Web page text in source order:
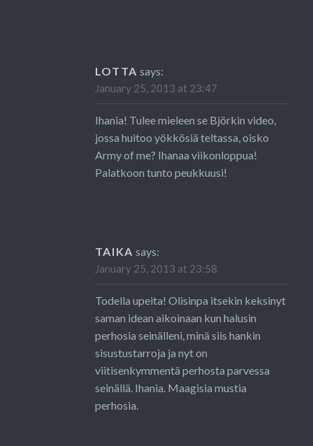
LOTTA says:
January 25, 2013 at 23:47
Ihania! Tulee mieleen se Björkin video,
jossa huitoo yökkösiä teltassa, oisko
Army of me? Ihanaa viikonloppua!
Palatkoon tunto peukkuusi!
TAIKA says:
January 25, 2013 at 23:58
Todella upeita! Olisinpa itsekin keksinyt
saman idean aikoinaan kun halusin
perhosia seinälleni, minä siis hankin
sisustustarroja ja nyt on
viitisenkymmentä perhosta parvessa
seinällä. Ihania. Maagisia mustia
perhosia.